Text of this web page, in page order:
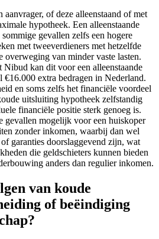
of deze alleenstaand of met
hypotheek. Een alleenstaande
gevallen zelfs een hogere
met tweeverdieners met hetzelfde
overweging van minder vaste lasten.
kan dit voor een alleenstaande
€16.000 extra bedragen in Nederland.
en soms zelfs het financiële voordeel
uitsluiting hypotheek zelfstandig
financiële positie sterk genoeg is.
gevallen mogelijk voor een huiskoper
zonder inkomen, waarbij dan wel
garanties doorslaggevend zijn, wat
die geldschieters kunnen bieden
anders dan regulier inkomen.
van koude
of beëindiging